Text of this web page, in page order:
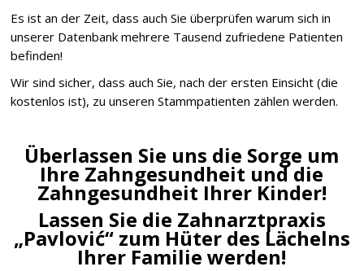
Es ist an der Zeit, dass auch Sie überprüfen warum sich in
unserer Datenbank mehrere Tausend zufriedene Patienten
befinden!
Wir sind sicher, dass auch Sie, nach der ersten Einsicht (die
kostenlos ist), zu unseren Stammpatienten zählen werden.
Überlassen Sie uns die Sorge um
Ihre Zahngesundheit und die
Zahngesundheit Ihrer Kinder!
Lassen Sie die Zahnarztpraxis
„Pavlović“ zum Hüter des Lächelns
Ihrer Familie werden!